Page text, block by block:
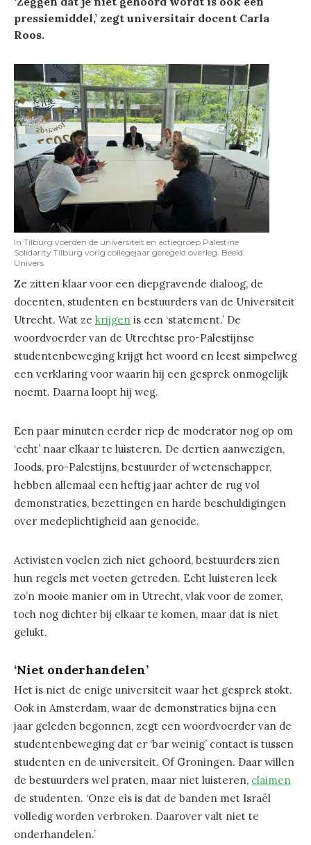
pressiemiddel,’ zegt universitair docent Carla
Roos.
In Tilburg voerden de universiteit en actiegroep Palestine
Solidarity Tilburg vorig collegejaar geregeld overleg. Beeld:
Univers
Ze zitten klaar voor een diepgravende dialoog, de
docenten, studenten en bestuurders van de Universiteit
Utrecht. Wat ze krijgen is een ‘statement.’ De
woordvoerder van de Utrechtse pro-Palestijnse
studentenbeweging krijgt het woord en leest simpelweg
een verklaring voor waarin hij een gesprek onmogelijk
noemt. Daarna loopt hij weg.
Een paar minuten eerder riep de moderator nog op om
‘echt’ naar elkaar te luisteren. De dertien aanwezigen,
Joods, pro-Palestijns, bestuurder of wetenschapper,
hebben allemaal een heftig jaar achter de rug vol
demonstraties, bezettingen en harde beschuldigingen
over medeplichtigheid aan genocide.
Activisten voelen zich niet gehoord, bestuurders zien
hun regels met voeten getreden. Echt luisteren leek
zo’n mooie manier om in Utrecht, vlak voor de zomer,
toch nog dichter bij elkaar te komen, maar dat is niet
gelukt.
‘Niet onderhandelen’
Het is niet de enige universiteit waar het gesprek stokt.
Ook in Amsterdam, waar de demonstraties bijna een
jaar geleden begonnen, zegt een woordvoerder van de
studentenbeweging dat er ‘bar weinig’ contact is tussen
studenten en de universiteit. Of Groningen. Daar willen
de bestuurders wel praten, maar niet luisteren, claimen
de studenten. ‘Onze eis is dat de banden met Israël
volledig worden verbroken. Daarover valt niet te
onderhandelen.’